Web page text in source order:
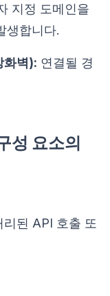
지정 도메인을
생합니다.
화벽): 연결될 경
성 요소의
된 API 호출 또